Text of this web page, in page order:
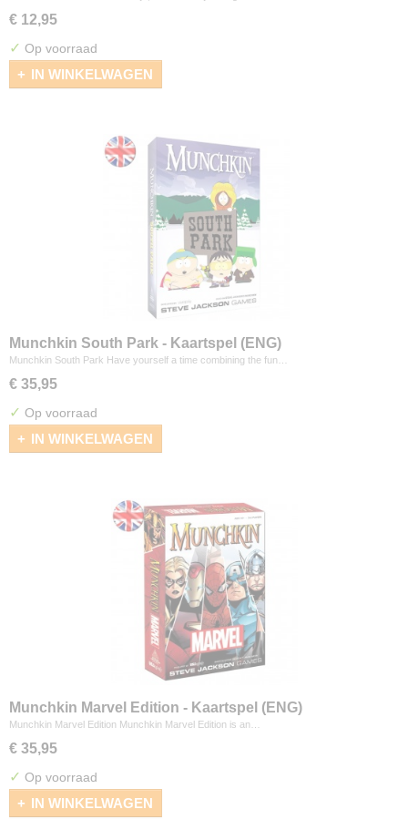
€ 12,95
✓ Op voorraad
IN WINKELWAGEN
Munchkin South Park - Kaartspel (ENG)
Munchkin South Park Have yourself a time combining the fun…
€ 35,95
✓ Op voorraad
IN WINKELWAGEN
Munchkin Marvel Edition - Kaartspel (ENG)
Munchkin Marvel Edition Munchkin Marvel Edition is an…
€ 35,95
✓ Op voorraad
IN WINKELWAGEN